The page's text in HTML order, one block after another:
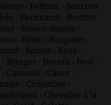
- Beltran - Bentzon
- Bernhardt - Berthet
- Blasco ibanez -
- Borie - Bouguier -
- Boutet - Bove -
- Bringer - Brontë - Brot -
- Cabanès - Cabot -
- Cézembre -
- Chevalier à la